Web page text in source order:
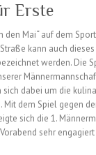
Erste
den Mai“ auf dem
kann auch
werden. Die
sich dabei um die
Mit dem Spiel gegen
sich die 1.
sehr